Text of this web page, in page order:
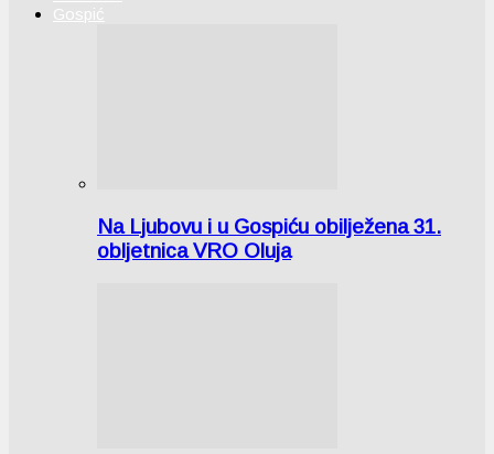
Gospić
Na Ljubovu i u Gospiću obilježena 31.
obljetnica VRO Oluja